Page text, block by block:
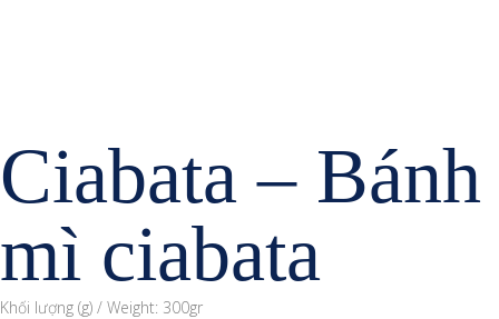
Ciabata – Bánh
mì ciabata
Khối lượng (g) / Weight: 300gr